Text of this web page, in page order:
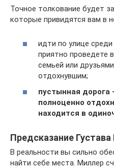
Точное толкование будет
которые привидятся вам в
идти по улице
приятно проведете
семьей или
отдохнувшим;
пустынная
полноценно
находится в
Предсказание
В реальности вы сильно
найти себе места. Миллер